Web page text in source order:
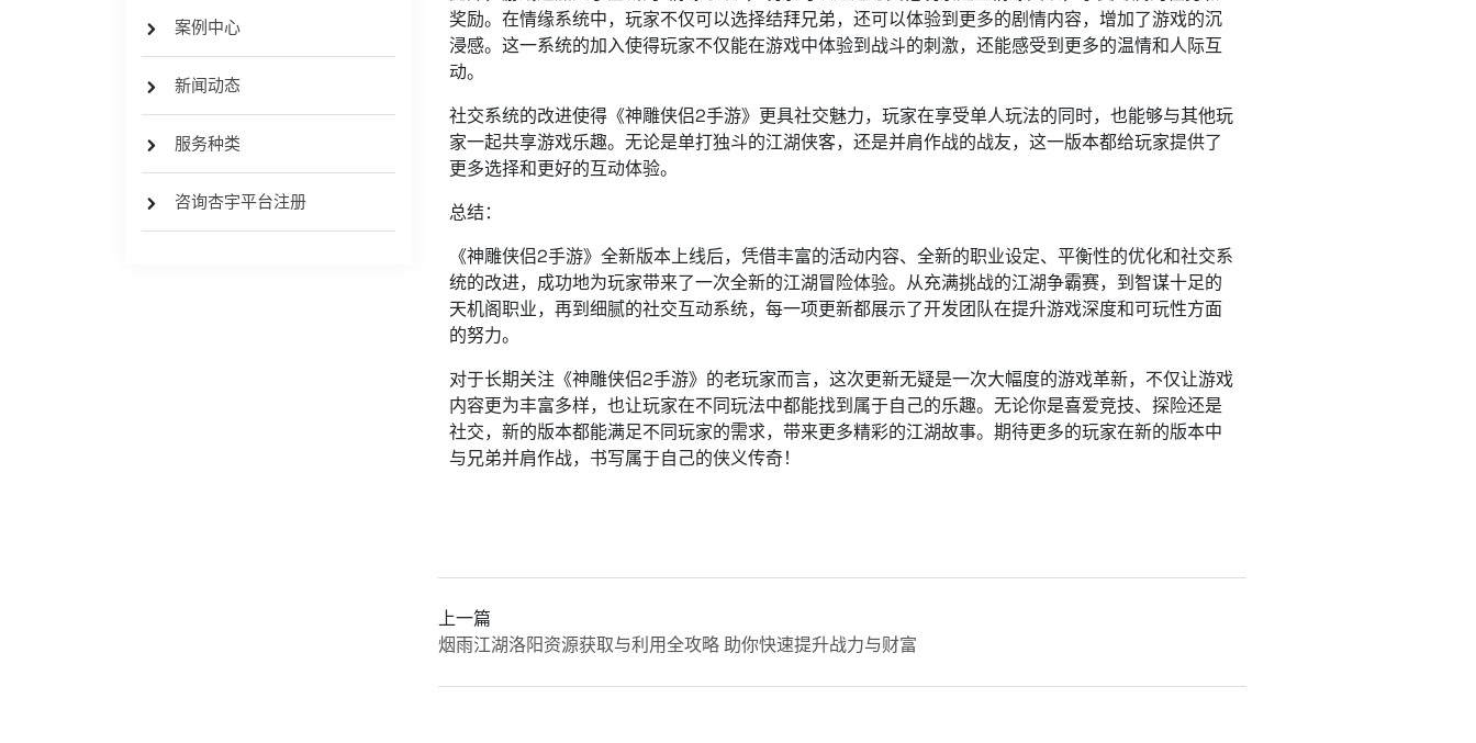
案例中心
新闻动态
服务种类
咨询杏宇平台注册
奖励。在情缘系统中，玩家不仅可以选择结拜兄弟，还可以体验到更多的剧情内容，增加了游戏的沉
浸感。这一系统的加入使得玩家不仅能在游戏中体验到战斗的刺激，还能感受到更多的温情和人际互
动。
社交系统的改进使得《神雕侠侣2手游》更具社交魅力，玩家在享受单人玩法的同时，也能够与其他玩
家一起共享游戏乐趣。无论是单打独斗的江湖侠客，还是并肩作战的战友，这一版本都给玩家提供了
更多选择和更好的互动体验。
总结：
《神雕侠侣2手游》全新版本上线后，凭借丰富的活动内容、全新的职业设定、平衡性的优化和社交系
统的改进，成功地为玩家带来了一次全新的江湖冒险体验。从充满挑战的江湖争霸赛，到智谋十足的
天机阁职业，再到细腻的社交互动系统，每一项更新都展示了开发团队在提升游戏深度和可玩性方面
的努力。
对于长期关注《神雕侠侣2手游》的老玩家而言，这次更新无疑是一次大幅度的游戏革新，不仅让游戏
内容更为丰富多样，也让玩家在不同玩法中都能找到属于自己的乐趣。无论你是喜爱竞技、探险还是
社交，新的版本都能满足不同玩家的需求，带来更多精彩的江湖故事。期待更多的玩家在新的版本中
与兄弟并肩作战，书写属于自己的侠义传奇！
上一篇
烟雨江湖洛阳资源获取与利用全攻略 助你快速提升战力与财富